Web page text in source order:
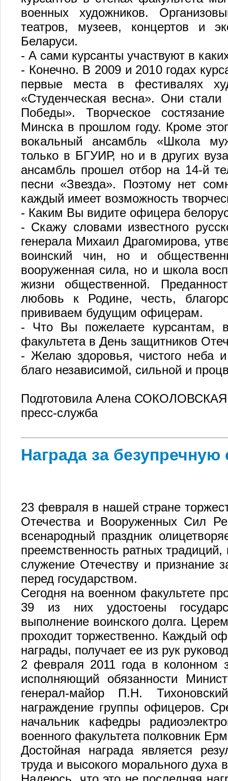
военных художников.
театров, музеев, концертов и
Беларуси.
- А сами курсанты участвуют в
- Конечно. В 2009 и 2010 годах
первые места в фестивалях
«Студенческая весна». Они
Победы». Творческое
Минска в прошлом году. Кроме
вокальный ансамбль «Школа
только в БГУИР, но и в других
ансамбль прошел отбор на 14-й
песни «Звезда». Поэтому нет
каждый имеет возможность
- Каким Вы видите офицера
- Скажу словами известного
генерала Михаил Драгомирова,
воинский чин, но и
вооруженная сила, но и школа
жизни общественной.
любовь к Родине, честь,
прививаем будущим офицерам.
- Что Вы пожелаете курсантам,
факультета в День защитников
- Желаю здоровья, чистого неба
благо независимой, сильной и
Подготовила Алена
пресс-служба
Награда за безупречную
23 февраля в нашей стране
Отечества и Вооруженных Сил
всенародный праздник
преемственность ратных
служение Отечеству и признание
перед государством.
Сегодня на военном факультете
39 из них удостоены
выполнение воинского долга.
проходит торжественно. Каждый
награды, получает ее из рук
2 февраля 2011 года в колонном
исполняющий обязанности
генерал-майор П.Н.
награждение группы офицеров.
начальник кафедры
военного факультета полковник
Достойная награда является
труда и высокого морального духа